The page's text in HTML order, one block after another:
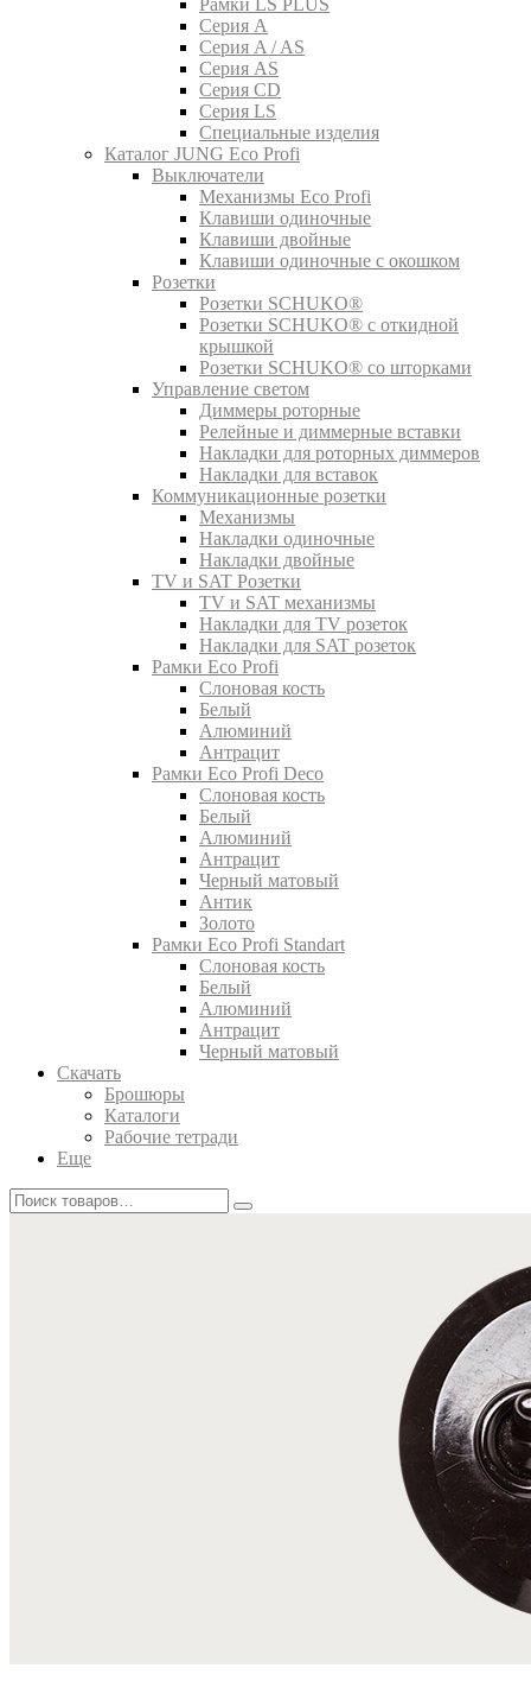
Рамки LS PLUS
Серия A
Серия A / AS
Серия AS
Серия CD
Серия LS
Специальные изделия
Каталог JUNG Eco Profi
Выключатели
Механизмы Eco Profi
Клавиши одиночные
Клавиши двойные
Клавиши одиночные с окошком
Розетки
Розетки SCHUKO®
Розетки SCHUKO® с откидной
крышкой
Розетки SCHUKO® со шторками
Управление светом
Диммеры роторные
Релейные и диммерные вставки
Накладки для роторных диммеров
Накладки для вставок
Коммуникационные розетки
Механизмы
Накладки одиночные
Накладки двойные
TV и SAT Розетки
TV и SAT механизмы
Накладки для TV розеток
Накладки для SAT розеток
Рамки Eco Profi
Слоновая кость
Белый
Алюминий
Антрацит
Рамки Eco Profi Deco
Слоновая кость
Белый
Алюминий
Антрацит
Черный матовый
Антик
Золото
Рамки Eco Profi Standart
Слоновая кость
Белый
Алюминий
Антрацит
Черный матовый
Скачать
Брошюры
Каталоги
Рабочие тетради
Еще